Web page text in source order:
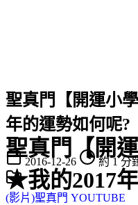
聖真門【開
★我的2017
聖真門【開運小
年的運勢如何呢?
2016-12-26 約 1 分
(影片)聖真門 YOUTUBE